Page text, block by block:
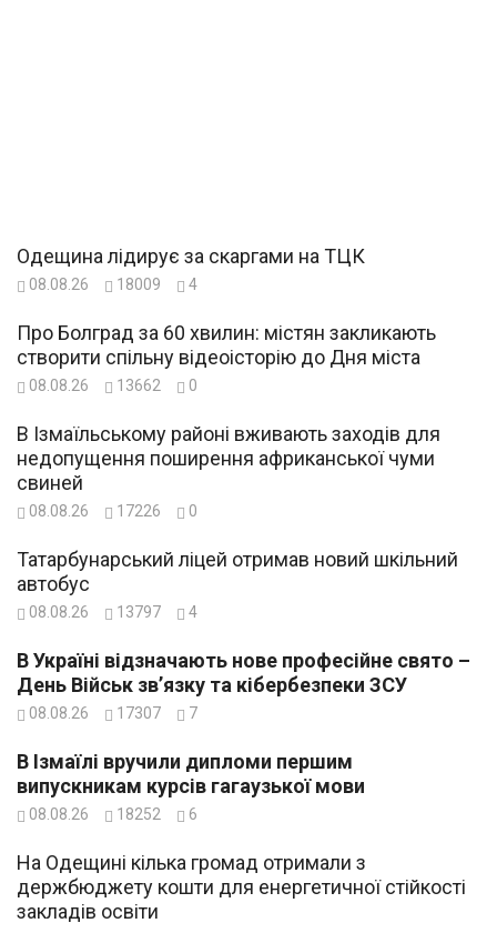
Одещина лідирує за скаргами на ТЦК
08.08.26 18009 4
Про Болград за 60 хвилин: містян закликають
створити спільну відеоісторію до Дня міста
08.08.26 13662 0
В Ізмаїльському районі вживають заходів для
недопущення поширення африканської чуми
свиней
08.08.26 17226 0
Татарбунарський ліцей отримав новий шкільний
автобус
08.08.26 13797 4
В Україні відзначають нове професійне свято –
День Військ зв’язку та кібербезпеки ЗСУ
08.08.26 17307 7
В Ізмаїлі вручили дипломи першим
випускникам курсів гагаузької мови
08.08.26 18252 6
На Одещині кілька громад отримали з
держбюджету кошти для енергетичної стійкості
закладів освіти